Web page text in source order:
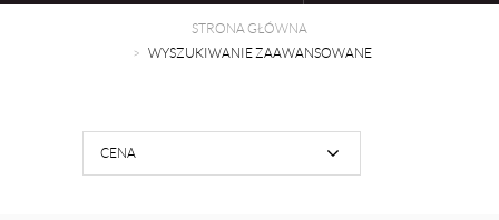
STRONA GŁÓWNA
WYSZUKIWANIE ZAAWANSOWANE
CENA